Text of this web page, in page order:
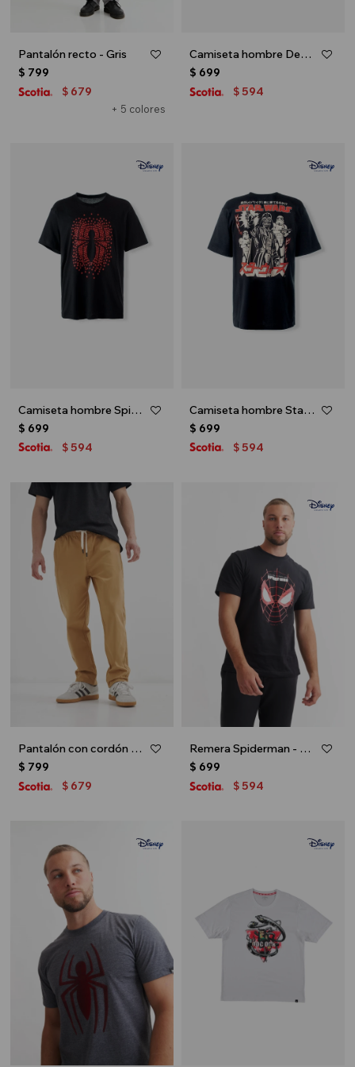
Pantalón recto - Gris
+ 5 colores
$ 799
$ 679
Camiseta hombre Deadpool - Blanco
$ 699
$ 594
Camiseta hombre Spiderman - Negro
$ 699
$ 594
Camiseta hombre Star Wars - Negro
$ 699
$ 594
Pantalón con cordón - Khaki
$ 799
$ 679
Remera Spiderman - Negro
$ 699
$ 594